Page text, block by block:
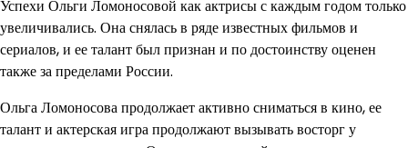
Успехи Ольги Ломоносовой как актрисы с каждым годом только
увеличивались. Она снялась в ряде известных фильмов и
сериалов, и ее талант был признан и по достоинству оценен
также за пределами России.
Ольга Ломоносова продолжает активно сниматься в кино, ее
талант и актерская игра продолжают вызывать восторг у